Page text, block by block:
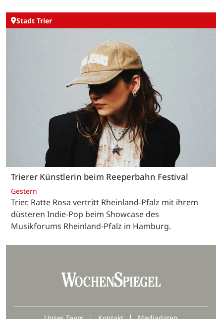
Stadt Trier
Trierer Künstlerin beim Reeperbahn Festival
Gestern
Trier. Ratte Rosa vertritt Rheinland-Pfalz mit ihrem
düsteren Indie-Pop beim Showcase des
Musikforums Rheinland-Pfalz in Hamburg.